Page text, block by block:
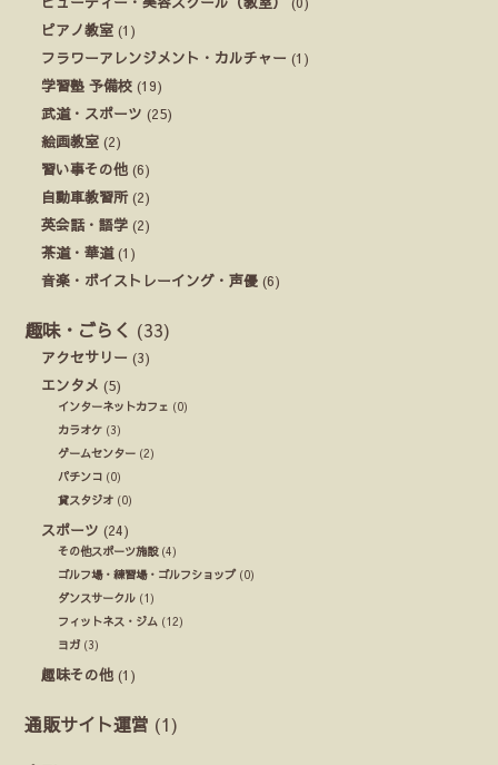
ピアノ教室 (1)
フラワーアレンジメント・カルチャー (1)
学習塾 予備校 (19)
武道・スポーツ (25)
絵画教室 (2)
習い事その他 (6)
自動車教習所(2)
英会話・語学 (2)
茶道・華道(1)
音楽・ボイストレーイング・声優 (6)
趣味・ごらく (33)
アクセサリー (3)
エンタメ (5)
インターネットカフェ (0)
カラオケ (3)
ゲームセンター (2)
パチンコ (0)
貸スタジオ (0)
スポーツ (24)
その他スポーツ施設(4)
ゴルフ場・練習場・ゴルフショップ(0)
ダンスサークル (1)
フィットネス・ジム (12)
ヨガ (3)
趣味その他 (1)
通販サイト運営 (1)